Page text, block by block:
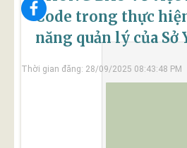
Code trong thực
năng quản lý của
Thời gian đăng: 28/09/2025 08:43:48 PM